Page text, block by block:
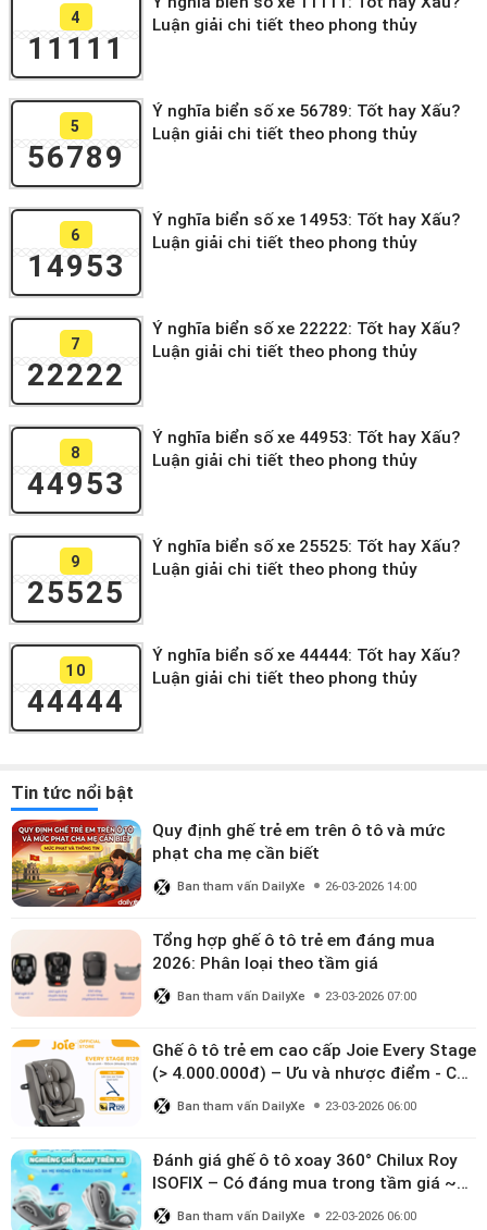
4
11111
Luận giải chi tiết theo phong thủy
5
56789
Ý nghĩa biển số xe 56789: Tốt hay Xấu?
Luận giải chi tiết theo phong thủy
6
14953
Ý nghĩa biển số xe 14953: Tốt hay Xấu?
Luận giải chi tiết theo phong thủy
7
22222
Ý nghĩa biển số xe 22222: Tốt hay Xấu?
Luận giải chi tiết theo phong thủy
8
44953
Ý nghĩa biển số xe 44953: Tốt hay Xấu?
Luận giải chi tiết theo phong thủy
9
25525
Ý nghĩa biển số xe 25525: Tốt hay Xấu?
Luận giải chi tiết theo phong thủy
10
44444
Ý nghĩa biển số xe 44444: Tốt hay Xấu?
Luận giải chi tiết theo phong thủy
Tin tức nổi bật
Quy định ghế trẻ em trên ô tô và mức
phạt cha mẹ cần biết
Ban tham vấn DailyXe 26-03-2026 14:00
Tổng hợp ghế ô tô trẻ em đáng mua
2026: Phân loại theo tầm giá
Ban tham vấn DailyXe 23-03-2026 07:00
Ghế ô tô trẻ em cao cấp Joie Every Stage
(> 4.000.000đ) – Ưu và nhược điểm - Có
đáng đầu tư cho bé từ 0–12 tuổi?
Ban tham vấn DailyXe 23-03-2026 06:00
Đánh giá ghế ô tô xoay 360° Chilux Roy
ISOFIX – Có đáng mua trong tầm giá ~3
triệu
Ban tham vấn DailyXe 22-03-2026 06:00